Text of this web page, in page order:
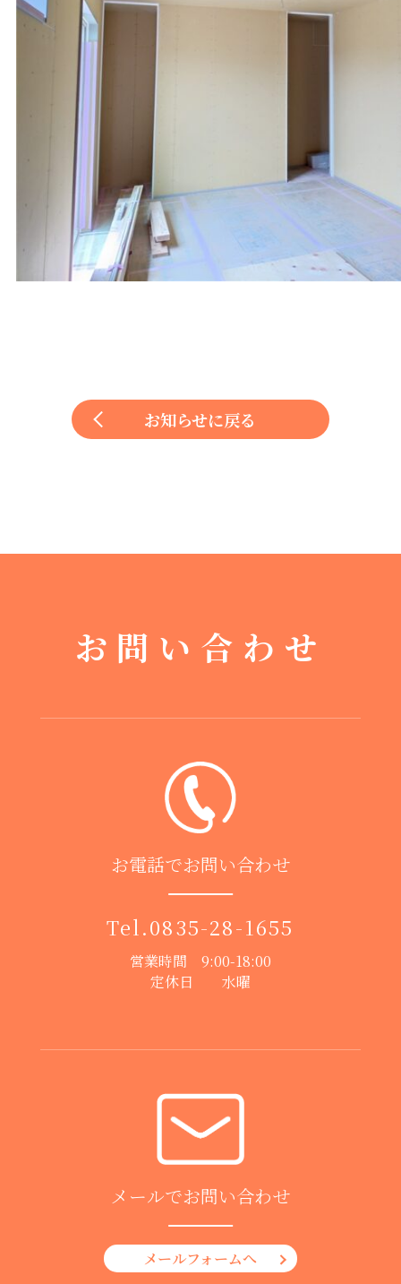
お知らせに戻る
お問い合わせ
お電話でお問い合わせ
Tel.0835-28-1655
営業時間 9:00-18:00
定休日 水曜
メールでお問い合わせ
メールフォームへ